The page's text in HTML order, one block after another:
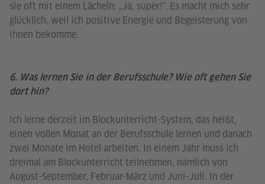
sie oft mit einem Lächeln: „Ja, super!“. Es macht mich sehr
glücklich, weil ich positive Energie und Begeisterung von
ihnen bekomme.
6. Was lernen Sie in der Berufsschule? Wie oft gehen Sie
dort hin?
Ich lerne derzeit im Blockunterricht-System, das heißt,
einen vollen Monat an der Berufsschule lernen und danach
zwei Monate im Hotel arbeiten. In einem Jahr muss ich
dreimal am Blockunterricht teilnehmen, nämlich von
August-September, Februar-März und Juni-Juli. In der